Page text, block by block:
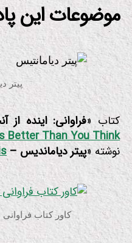
موضوعات این
پیتر
کتاب «فراوانی: اینده
Better Than You Think
نوشته «پیتر دیاماندیس –
کاور کتاب فراوانی